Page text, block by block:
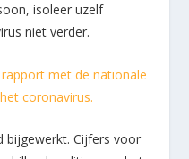
isoleer uzelf
niet verder.
met de nationale
coronavirus.
bijgewerkt. Cijfers voor